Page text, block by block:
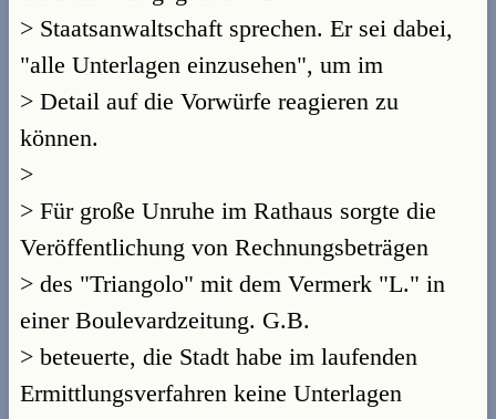
> Staatsanwaltschaft sprechen. Er sei dabei,
"alle Unterlagen einzusehen", um im
> Detail auf die Vorwürfe reagieren zu
können.
>
> Für große Unruhe im Rathaus sorgte die
Veröffentlichung von Rechnungsbeträgen
> des "Triangolo" mit dem Vermerk "L." in
einer Boulevardzeitung. G.B.
> beteuerte, die Stadt habe im laufenden
Ermittlungsverfahren keine Unterlagen